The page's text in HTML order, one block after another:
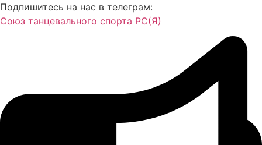
Подпишитесь на нас в телеграм:
Союз танцевального спорта РС(Я)